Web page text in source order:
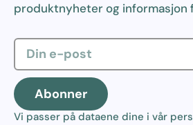
produktnyheter og informasjon
Abonner
Vi passer på dataene dine i vår